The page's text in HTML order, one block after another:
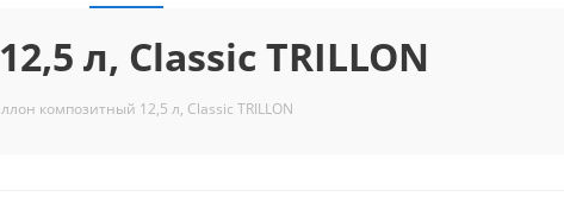
л, Classic TRILLON
композитный 12,5 л, Classic TRILLON